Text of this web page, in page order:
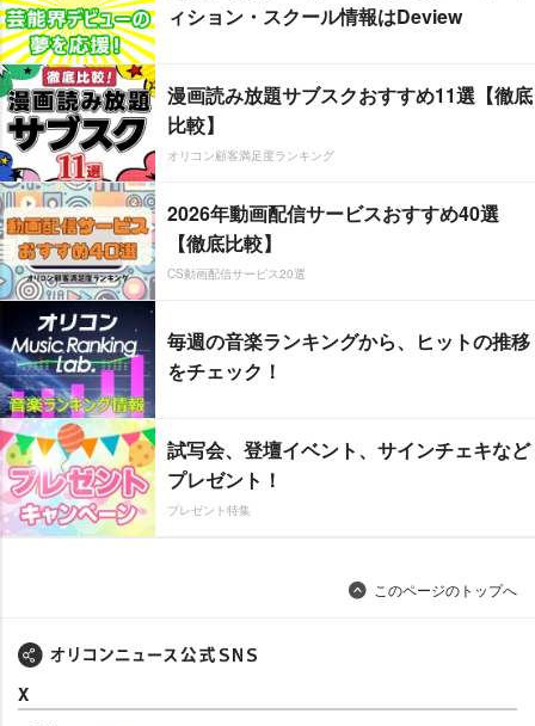
ィション・スクール情報はDeview
漫画読み放題サブスクおすすめ11選【徹底
比較】
オリコン顧客満足度ランキング
2026年動画配信サービスおすすめ40選
【徹底比較】
CS動画配信サービス20選
毎週の音楽ランキングから、ヒットの推移
をチェック！
試写会、登壇イベント、サインチェキなど
プレゼント！
プレゼント特集
このページのトップへ
X